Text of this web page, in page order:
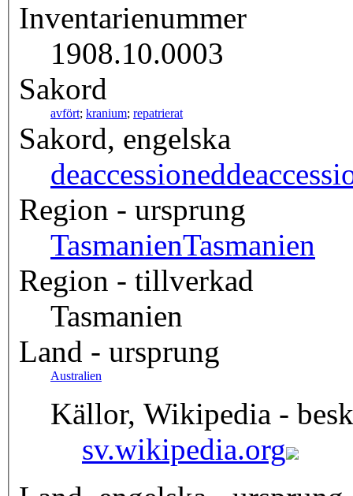
Inventarienummer
1908.10.0003
Sakord
avfört; kranium; repatrierat
Sakord, engelska
deaccessioned
Region - ursprung
TasmanienTasmanien
Region - tillverkad
Tasmanien
Land - ursprung
Australien
Källor, Wikipedia -
sv.wikipedia.org